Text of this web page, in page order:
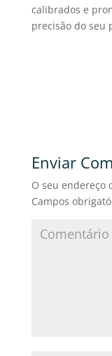
calibrados e
precisão do seu
Enviar
O seu endereço
Campos